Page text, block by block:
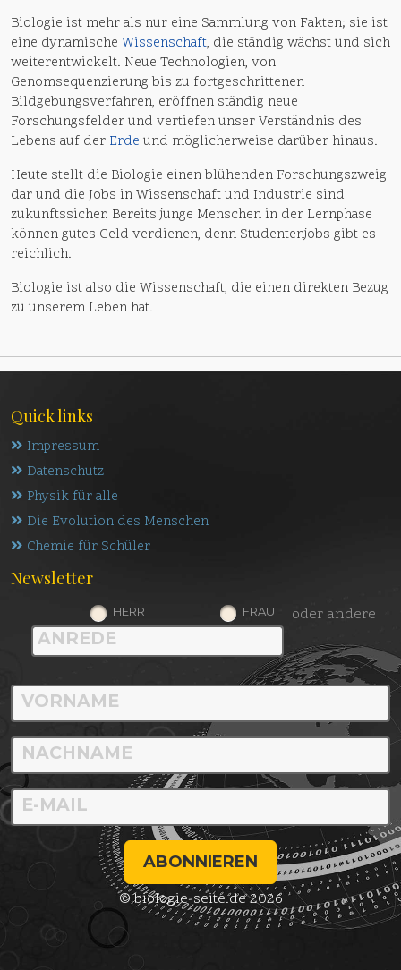
Biologie ist mehr als nur eine Sammlung von Fakten; sie ist
eine dynamische Wissenschaft, die ständig wächst und sich
weiterentwickelt. Neue Technologien, von
Genomsequenzierung bis zu fortgeschrittenen
Bildgebungsverfahren, eröffnen ständig neue
Forschungsfelder und vertiefen unser Verständnis des
Lebens auf der Erde und möglicherweise darüber hinaus.
Heute stellt die Biologie einen blühenden Forschungszweig
dar und die Jobs in Wissenschaft und Industrie sind
zukunftssicher. Bereits junge Menschen in der Lernphase
können gutes Geld verdienen, denn Studentenjobs gibt es
reichlich.
Biologie ist also die Wissenschaft, die einen direkten Bezug
zu unserem Leben hat.
Quick links
Impressum
Datenschutz
Physik für alle
Die Evolution des Menschen
Chemie für Schüler
Newsletter
HERR FRAU oder andere
ABONNIEREN
© biologie-seite.de 2026